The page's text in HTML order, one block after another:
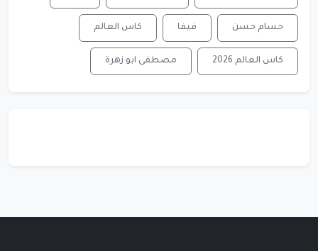
حسام حسن فيفا كاس العالم
كاس العالم 2026 مصطفى ابو زهرة